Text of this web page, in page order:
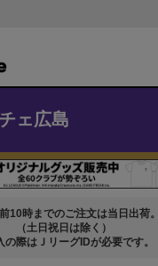
ェ広島
10時までのご注文は当日出荷。
（土日祝日は除く）
の際はＪリーグIDが必要です。